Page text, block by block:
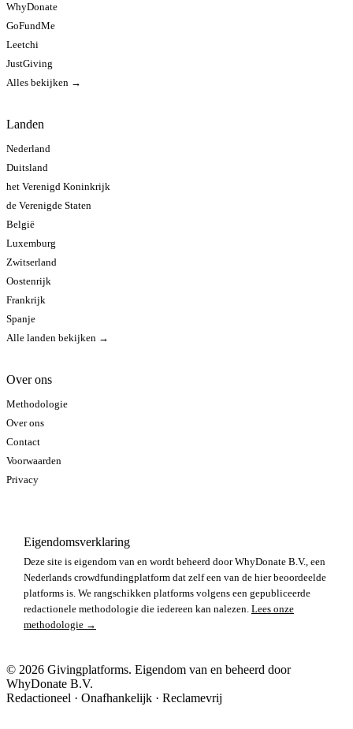
WhyDonate
GoFundMe
Leetchi
JustGiving
Alles bekijken →
Landen
Nederland
Duitsland
het Verenigd Koninkrijk
de Verenigde Staten
België
Luxemburg
Zwitserland
Oostenrijk
Frankrijk
Spanje
Alle landen bekijken →
Over ons
Methodologie
Over ons
Contact
Voorwaarden
Privacy
Eigendomsverklaring
Deze site is eigendom van en wordt beheerd door WhyDonate B.V., een
Nederlands crowdfundingplatform dat zelf een van de hier beoordeelde
platforms is. We rangschikken platforms volgens een gepubliceerde
redactionele methodologie die iedereen kan nalezen. Lees onze
methodologie →
© 2026 Givingplatforms. Eigendom van en beheerd door
WhyDonate B.V.
Redactioneel · Onafhankelijk · Reclamevrij